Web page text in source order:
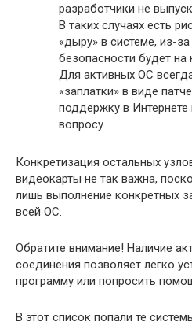
разработчики не
В таких случаях есть
«дыру» в системе, из-
безопасности будет на
Для активных ОС
«заплатки» в виде
поддержку в
вопросу.
Конкретизация остальных
видеокарты не так важна,
лишь выполнение конкретных
всей ОС.
Обратите внимание! Наличие
соединения позволяет легко
программу или попросить
В этот список попали те